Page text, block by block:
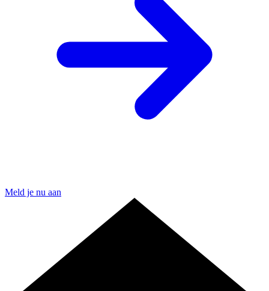
Meld je nu aan